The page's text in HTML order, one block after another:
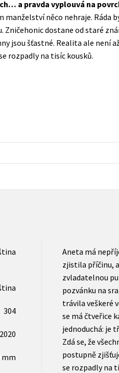
Populárně - naučná pro dospělé
Populárně - naučné pro děti
Předškoláci
Příroda a zahrada
a pravda vyplouvá na
manželství něco nehraje.
dostane od staré
jsou šťastné. Realita ale není
rozpadly na tisíc kousků.
304
mm
Aneta má
zjistila příčinu,
zvladatelnou
pozvánku na
trávila veškeré
se má čtveřice
jednoduchá: je
Zdá se, že
postupně
se rozpadly na